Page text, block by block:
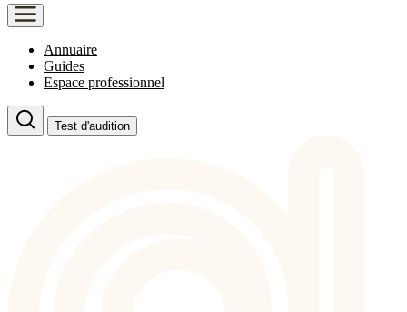
Annuaire
Guides
Espace professionnel
Test d'audition